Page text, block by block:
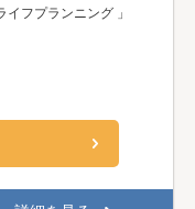
フプランニング 」